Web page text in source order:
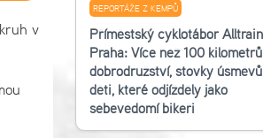
v
REPORTÁŽE Z KEMPŮ
Příměstský cyklotábor
Praha: Více než 100 kilometrů
dobrodružství, stovky
děti, které odjížděly jako
sebevědomí bikeři